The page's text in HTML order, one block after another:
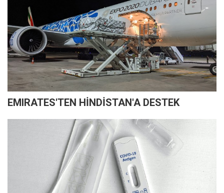
EMIRATES'TEN HİNDİSTAN'A DESTEK